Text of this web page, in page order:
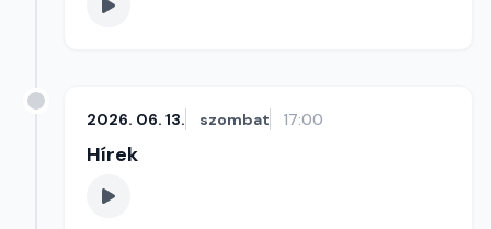
2026. 06. 13. szombat 17:00
Hírek